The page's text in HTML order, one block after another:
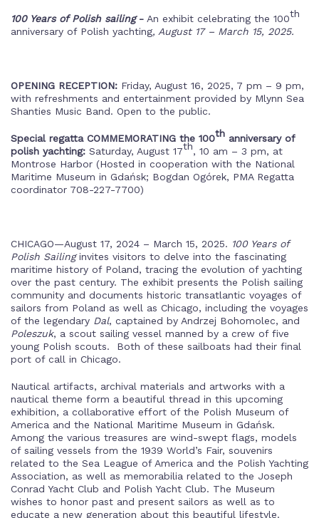
100 Years of Polish sailing- An exhibit celebrating the 100th
anniversary of Polish yachting, August 17 – March 15, 2025.
OPENING RECEPTION: Friday, August 16, 2025, 7 pm – 9 pm,
with refreshments and entertainment provided by Mlynn Sea
Shanties Music Band. Open to the public.
Special regatta COMMEMORATING the 100th anniversary of
polish yachting: Saturday, August 17th, 10 am – 3 pm, at
Montrose Harbor (Hosted in cooperation with the National
Maritime Museum in Gdańsk; Bogdan Ogórek, PMA Regatta
coordinator 708-227-7700)
CHICAGO—August 17, 2024 – March 15, 2025. 100 Years of
Polish Sailinginvites visitors to delve into the fascinating
maritime history of Poland, tracing the evolution of yachting
over the past century. The exhibit presents the Polish sailing
community and documents historic transatlantic voyages of
sailors from Poland as well as Chicago, including the voyages
of the legendary Dal, captained by Andrzej Bohomolec, and
Poleszuk, a scout sailing vessel manned by a crew of five
young Polish scouts. Both of these sailboats had their final
port of call in Chicago.
Nautical artifacts, archival materials and artworks with a
nautical theme form a beautiful thread in this upcoming
exhibition, a collaborative effort of the Polish Museum of
America and the National Maritime Museum in Gdańsk.
Among the various treasures are wind-swept flags, models
of sailing vessels from the 1939 World’s Fair, souvenirs
related to the Sea League of America and the Polish Yachting
Association, as well as memorabilia related to the Joseph
Conrad Yacht Club and Polish Yacht Club. The Museum
wishes to honor past and present sailors as well as to
educate a new generation about this beautiful lifestyle.